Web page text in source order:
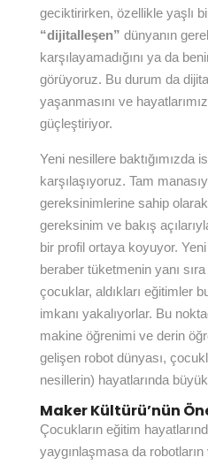
geciktirirken, özellikle yaşlı
“dijitalleşen” dünyanın
karşılayamadığını ya da
görüyoruz. Bu durum da
yaşanmasını ve
güçleştiriyor.
Yeni nesillere baktığımızda
karşılaşıyoruz. Tam
gereksinimlerine sahip
gereksinim ve bakış
bir profil ortaya koyuyor.
beraber tüketmenin yanı
çocuklar, aldıkları eğitimler
imkanı yakalıyorlar. Bu
makine öğrenimi ve derin
gelişen robot dünyası,
nesillerin) hayatlarında
Maker Kültürü’nün
Çocukların eğitim
yaygınlaşmasa da robotların